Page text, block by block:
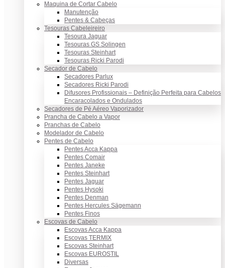
Maquina de Cortar Cabelo
Manutenção
Pentes & Cabeças
Tesouras Cabeleireiro
Tesoura Jaguar
Tesouras GS Solingen
Tesouras Steinhart
Tesouras Ricki Parodi
Secador de Cabelo
Secadores Parlux
Secadores Ricki Parodi
Difusores Profissionais – Definição Perfeita para Cabelos
Encaracolados e Ondulados
Secadores de Pé Aéreo Vaporizador
Prancha de Cabelo a Vapor
Pranchas de Cabelo
Modelador de Cabelo
Pentes de Cabelo
Pentes Acca Kappa
Pentes Comair
Pentes Janeke
Pentes Steinhart
Pentes Jaguar
Pentes Hysoki
Pentes Denman
Pentes Hercules Sägemann
Pentes Finos
Escovas de Cabelo
Escovas Acca Kappa
Escovas TERMIX
Escovas Steinhart
Escovas EUROSTIL
Diversas